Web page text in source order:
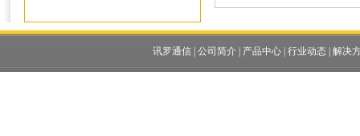
讯罗通信| 公司简介| 产品中心| 行业动态| 解决